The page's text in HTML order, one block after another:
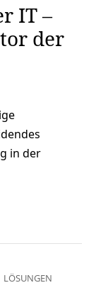
IT –
der
in der
LÖSUNGEN